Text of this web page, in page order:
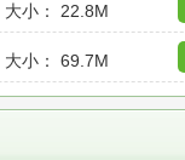
大小： 22.8M
大小： 69.7M